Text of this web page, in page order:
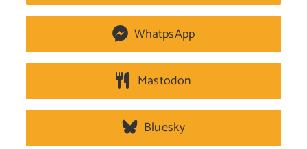
WhatpsApp
Mastodon
Bluesky